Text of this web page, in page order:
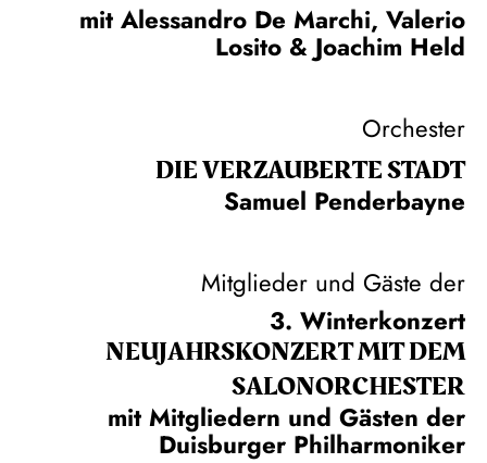
mit Alessandro De Marchi, Valerio
Losito & Joachim Held
Orchester
DIE VERZAUBERTE STADT
Samuel Penderbayne
Mitglieder und Gäste der
3. Winterkonzert
NEUJAHRS­KONZERT MIT DEM
SALON­ORCHESTER
mit Mitgliedern und Gästen der
Duisburger Philharmoniker